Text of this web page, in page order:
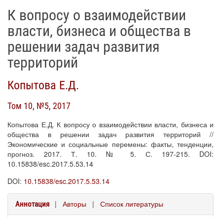
К вопросу о взаимодействии
власти, бизнеса и общества в
решении задач развития
территорий
Копытова Е.Д.
Том 10, №5, 2017
Копытова Е.Д. К вопросу о взаимодействии власти, бизнеса и
общества в решении задач развития территорий //
Экономические и социальные перемены: факты, тенденции,
прогноз. 2017. Т. 10. № 5. С. 197-215. DOI:
10.15838/esc.2017.5.53.14
DOI: 10.15838/esc.2017.5.53.14
Аннотация | Авторы | Список литературы